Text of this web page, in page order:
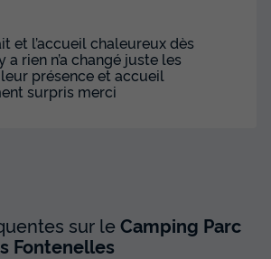
et l’accueil chaleureux dès
rien n’a changé juste les
présence et accueil
surpris merci
sur leCamping Parc
Fontenelles